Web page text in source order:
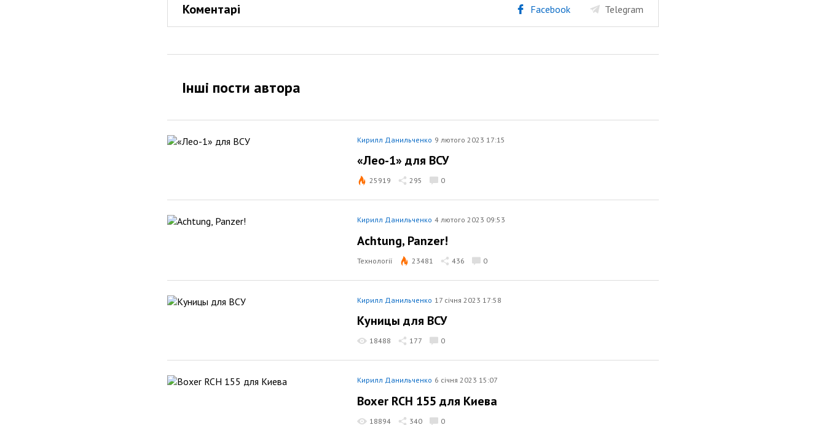
Коментарі Facebook Telegram
Інші пости автора
Кирилл Данильченко 9 лютого 2023 17:15
«Лео-1» для ВСУ
25919 295 0
Кирилл Данильченко 4 лютого 2023 09:53
Achtung, Panzer!
Технології 23481 436 0
Кирилл Данильченко 17 січня 2023 17:58
Куницы для ВСУ
18488 177 0
Кирилл Данильченко 6 січня 2023 15:07
Boxer RCH 155 для Киева
18894 340 0